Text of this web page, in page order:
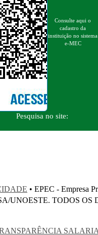
Consulte aqui o
cadastro da
instituição no sistema
e-MEC
Pesquisa no site:
• EPEC - Empresa
UNOESTE. TODOS OS